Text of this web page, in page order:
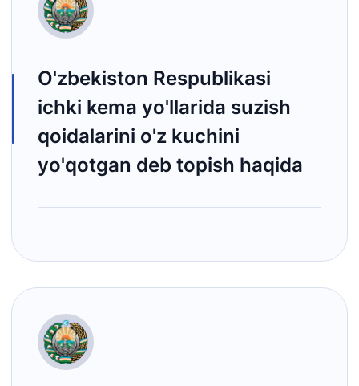
O'zbekiston Respublikasi
ichki kema yo'llarida suzish
qoidalarini o'z kuchini
yo'qotgan deb topish haqida